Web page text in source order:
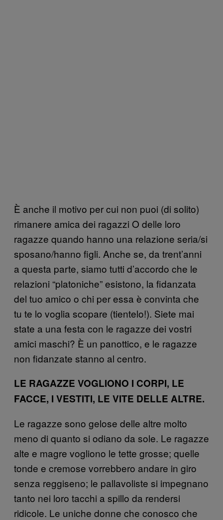
È anche il motivo per cui non puoi (di solito)
rimanere amica dei ragazzi O delle loro
ragazze quando hanno una relazione seria/si
sposano/hanno figli. Anche se, da trent’anni
a questa parte, siamo tutti d’accordo che le
relazioni “platoniche” esistono, la fidanzata
del tuo amico o chi per essa è convinta che
tu te lo voglia scopare (tientelo!). Siete mai
state a una festa con le ragazze dei vostri
amici maschi? È un panottico, e le ragazze
non fidanzate stanno al centro.
LE RAGAZZE VOGLIONO I CORPI, LE
FACCE, I VESTITI, LE VITE DELLE ALTRE.
Le ragazze sono gelose delle altre molto
meno di quanto si odiano da sole. Le ragazze
alte e magre vogliono le tette grosse; quelle
tonde e cremose vorrebbero andare in giro
senza reggiseno; le pallavoliste si impegnano
tanto nei loro tacchi a spillo da rendersi
ridicole. Le uniche donne che conosco che